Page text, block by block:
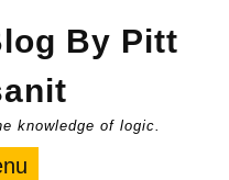
By Pitt
knowledge of logic.